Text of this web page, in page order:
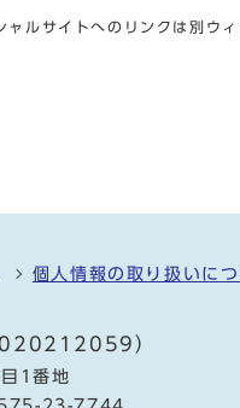
ャルサイトへのリンクは別ウ
個人情報の取り扱いにつ
）
1番地